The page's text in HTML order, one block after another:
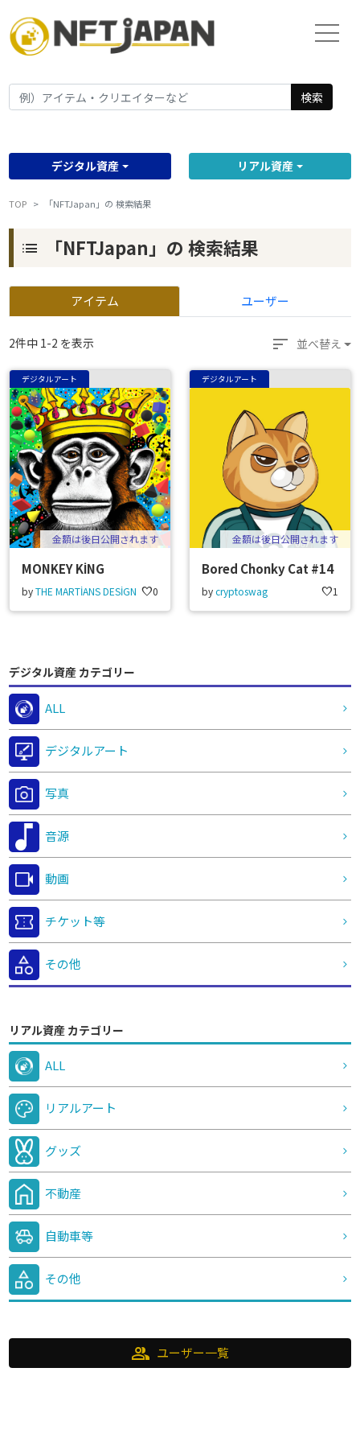
検索
デジタル資産 リアル資産
TOP 「NFTJapan」の 検索結果
list 「NFTJapan」の 検索結果
デジタル資産 カテゴリー
ALL
デジタルアート
写真
音源
動画
チケット等
その他
リアル資産 カテゴリー
ALL
リアルアート
グッズ
不動産
自動車等
その他
group ユーザー一覧
アイテム ユーザー
2件中 1-2 を表示 sort 並べ替え
デジタルアート
金額は後日公開されます
MONKEY KİNG
byTHE MARTİANS DESİGN favorite0
デジタルアート
金額は後日公開されます
Bored Chonky Cat #14
bycryptoswag favorite1